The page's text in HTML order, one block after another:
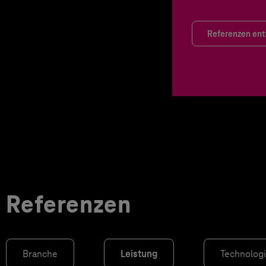
Referenzen
Referenzen
Branche Leistung